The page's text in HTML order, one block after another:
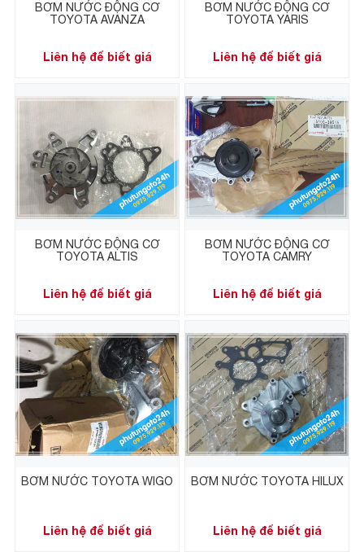
BƠM NƯỚC ĐỘNG CƠ
TOYOTA AVANZA
Liên hệ để biết giá
BƠM NƯỚC ĐỘNG CƠ
TOYOTA YARIS
Liên hệ để biết giá
BƠM NƯỚC ĐỘNG CƠ
TOYOTA ALTIS
Liên hệ để biết giá
BƠM NƯỚC ĐỘNG CƠ
TOYOTA CAMRY
Liên hệ để biết giá
BƠM NƯỚC TOYOTA WIGO
Liên hệ để biết giá
BƠM NƯỚC TOYOTA HILUX
Liên hệ để biết giá